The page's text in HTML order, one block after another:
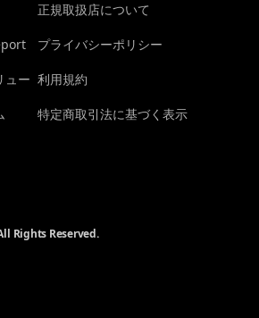
ュー
正規取扱店について
プライバシーポリシー
利用規約
特定商取引法に基づく表示
Rights Reserved.